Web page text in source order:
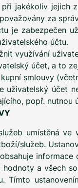
jakékoliv jejich
za
je zabezpečen
účtu.
využívání
účet, a to
smlouvy
uživatelský účet
popř.
umístěná
služeb.
hodnoty a všech
Tímto